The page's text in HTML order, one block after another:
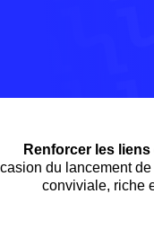
Renforcer les
du lancement
conviviale, riche